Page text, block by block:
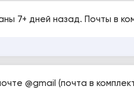
7+ дней назад. Почты в
@gmail (почта в